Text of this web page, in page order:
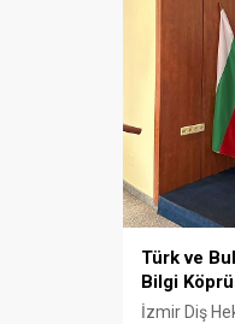
Türk ve
Bilgi
İzmir Diş